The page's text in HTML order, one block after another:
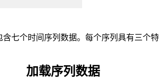
含七个时间序列数据。每个序列具有三个
加载序列数据